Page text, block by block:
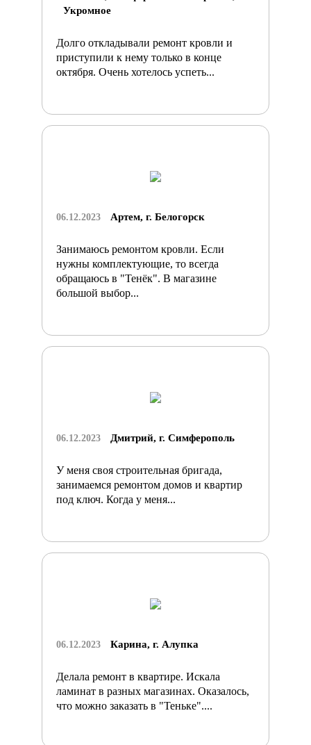
Укромное
Долго откладывали ремонт кровли и
приступили к нему только в конце
октября. Очень хотелось успеть...
06.12.2023 Артем, г. Белогорск
Занимаюсь ремонтом кровли. Если
нужны комплектующие, то всегда
обращаюсь в "Тенёк". В магазине
большой выбор...
06.12.2023 Дмитрий, г. Симферополь
У меня своя строительная бригада,
занимаемся ремонтом домов и квартир
под ключ. Когда у меня...
06.12.2023 Карина, г. Алупка
Делала ремонт в квартире. Искала
ламинат в разных магазинах. Оказалось,
что можно заказать в "Теньке"....